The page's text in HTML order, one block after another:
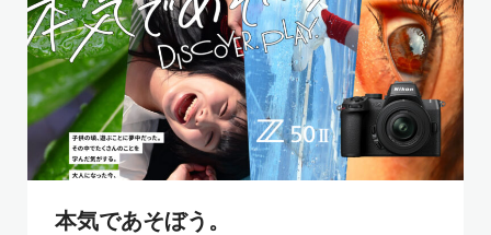
本気であそぼう。